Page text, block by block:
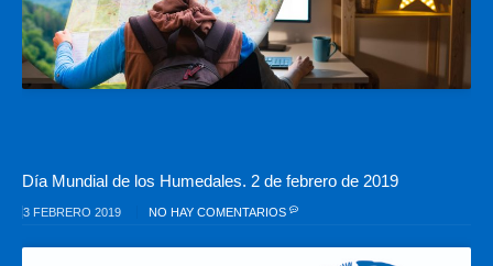
Día Mundial de los Humedales. 2 de febrero de 2019
3 FEBRERO 2019 NO HAY COMENTARIOS